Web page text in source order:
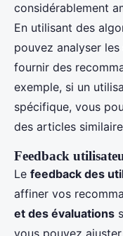
considérablement
En utilisant des
pouvez analyser les
fournir des
exemple, si un
spécifique, vous
des articles
Feedback
Le feedback des
affiner vos
et des évaluations